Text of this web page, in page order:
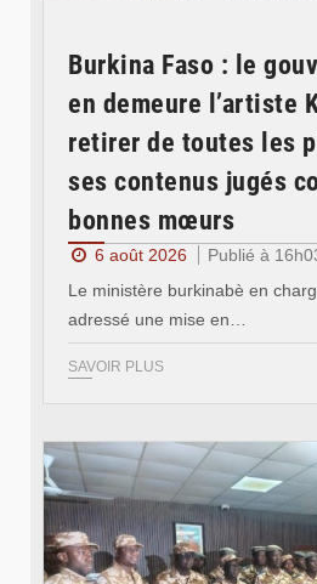
Burkina Faso : le
en demeure l’artiste
retirer de toutes les
ses contenus jugés
bonnes mœurs
6 août 2026
Publié à
Le ministère burkinabè en
adressé une mise en…
SAVOIR PLUS